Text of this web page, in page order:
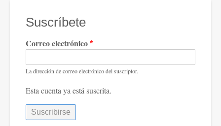
Suscríbete
Correo electrónico
La dirección de correo electrónico del suscriptor.
Esta cuenta ya está suscrita.